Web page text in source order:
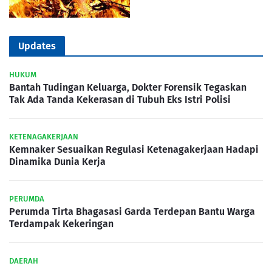
Updates
HUKUM
Bantah Tudingan Keluarga, Dokter Forensik Tegaskan
Tak Ada Tanda Kekerasan di Tubuh Eks Istri Polisi
KETENAGAKERJAAN
Kemnaker Sesuaikan Regulasi Ketenagakerjaan Hadapi
Dinamika Dunia Kerja
PERUMDA
Perumda Tirta Bhagasasi Garda Terdepan Bantu Warga
Terdampak Kekeringan
DAERAH